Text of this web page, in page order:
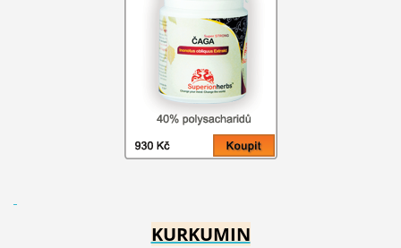
KURKUMIN